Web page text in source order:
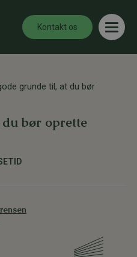
Kontakt os
grunde til, at du bør
bør oprette